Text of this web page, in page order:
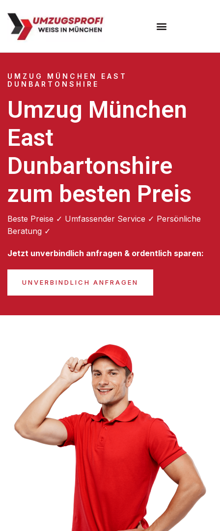
UMZUG MÜNCHEN EAST
DUNBARTONSHIRE
Umzug München
East
Dunbartonshire
zum besten Preis
Beste Preise ✓ Umfassender Service ✓ Persönliche
Beratung ✓
Jetzt unverbindlich anfragen & ordentlich sparen:
UNVERBINDLICH ANFRAGEN